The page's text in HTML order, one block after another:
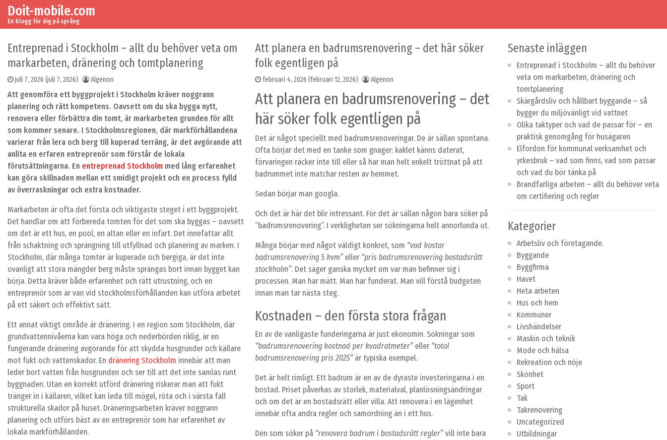
Skip to content
Main Navigation
Doit-mobile.com
En blogg för dig på språng
Entreprenad i Stockholm – allt du behöver veta om
markarbeten, dränering och tomtplanering
juli 7, 2026 (juli 7, 2026) Algenon
Att genomföra ett byggprojekt i Stockholm kräver noggrann
planering och rätt kompetens. Oavsett om du ska bygga nytt,
renovera eller förbättra din tomt, är markarbeten grunden för allt
som kommer senare. I Stockholmsregionen, där markförhållandena
varierar från lera och berg till kuperad terräng, är det avgörande att
anlita en erfaren entreprenör som förstår de lokala
förutsättningarna. En entreprenad Stockholm med lång erfarenhet
kan göra skillnaden mellan ett smidigt projekt och en process fylld
av överraskningar och extra kostnader.
Markarbeten är ofta det första och viktigaste steget i ett byggprojekt.
Det handlar om att förbereda tomten för det som ska byggas – oavsett
om det är ett hus, en pool, en altan eller en infart. Det innefattar allt
från schaktning och sprängning till utfyllnad och planering av marken. I
Stockholm, där många tomter är kuperade och bergiga, är det inte
ovanligt att stora mängder berg måste sprängas bort innan bygget kan
börja. Detta kräver både erfarenhet och rätt utrustning, och en
entreprenör som är van vid stockholmsförhållanden kan utföra arbetet
på ett säkert och effektivt sätt.
Ett annat viktigt område är dränering. I en region som Stockholm, där
grundvattennivåerna kan vara höga och nederbörden riklig, är en
fungerande dränering avgörande för att skydda husgrunder och källare
mot fukt och vattenskador. En dränering Stockholm innebär att man
leder bort vatten från husgrunden och ser till att det inte samlas runt
byggnaden. Utan en korrekt utförd dränering riskerar man att fukt
tränger in i källaren, vilket kan leda till mögel, röta och i värsta fall
strukturella skador på huset. Dräneringsarbeten kräver noggrann
planering och utförs bäst av en entreprenör som har erfarenhet av
lokala markförhållanden.
Att planera en badrumsrenovering – det här söker
folk egentligen på
februari 4, 2026 (februari 12, 2026) Algenon
Att planera en badrumsrenovering – det
här söker folk egentligen på
Det är något speciellt med badrumsrenoveringar. De är sällan spontana.
Ofta börjar det med en tanke som gnager: kaklet känns daterat,
förvaringen räcker inte till eller så har man helt enkelt tröttnat på att
badrummet inte matchar resten av hemmet.
Sedan börjar man googla.
Och det är här det blir intressant. För det är sällan någon bara söker på
“badrumsrenovering”. I verkligheten ser sökningarna helt annorlunda ut.
Många börjar med något väldigt konkret, som “vad kostar
badrumsrenovering 5 kvm”eller “pris badrumsrenovering bostadsrätt
stockholm”. Det säger ganska mycket om var man befinner sig i
processen. Man har mätt. Man har funderat. Man vill förstå budgeten
innan man tar nästa steg.
Kostnaden – den första stora frågan
En av de vanligaste funderingarna är just ekonomin. Sökningar som
“badrumsrenovering kostnad per kvadratmeter”eller “total
badrumsrenovering pris 2025”är typiska exempel.
Det är helt rimligt. Ett badrum är en av de dyraste investeringarna i en
bostad. Priset påverkas av storlek, materialval, planlösningsändringar
och om det är en bostadsrätt eller villa. Att renovera i en lägenhet
innebär ofta andra regler och samordning än i ett hus.
Den som söker på “renovera badrum i bostadsrätt regler”vill inte bara
Senaste inläggen
Entreprenad i Stockholm – allt du behöver
veta om markarbeten, dränering och
tomtplanering
Skärgårdsliv och hållbart byggande – så
bygger du miljövänligt vid vattnet
Olika taktyper och vad de passar för – en
praktisk genomgång för husägaren
Elfordon för kommunal verksamhet och
yrkesbruk – vad som finns, vad som passar
och vad du bör tänka på
Brandfarliga arbeten – allt du behöver veta
om certifiering och regler
Kategorier
Arbetsliv och företagande.
Byggande
Byggfirma
Havet
Heta arbeten
Hus och hem
Kommuner
Livshändelser
Maskin och teknik
Mode och hälsa
Rekreation och nöje
Skönhet
Sport
Tak
Takrenovering
Uncategorized
Utbildningar